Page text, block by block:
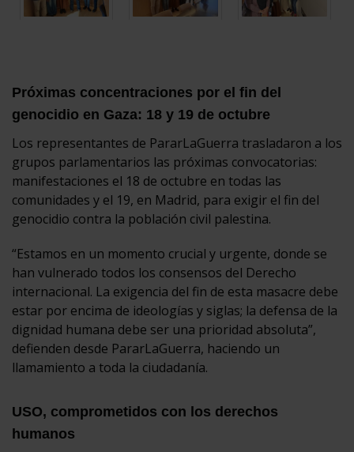
Próximas concentraciones por el fin del
genocidio en Gaza: 18 y 19 de octubre
Los representantes de PararLaGuerra trasladaron a los
grupos parlamentarios las próximas convocatorias:
manifestaciones el 18 de octubre en todas las
comunidades y el 19, en Madrid, para exigir el fin del
genocidio contra la población civil palestina.
“Estamos en un momento crucial y urgente, donde se
han vulnerado todos los consensos del Derecho
internacional. La exigencia del fin de esta masacre debe
estar por encima de ideologías y siglas; la defensa de la
dignidad humana debe ser una prioridad absoluta”,
defienden desde PararLaGuerra, haciendo un
llamamiento a toda la ciudadanía.
USO, comprometidos con los derechos
humanos